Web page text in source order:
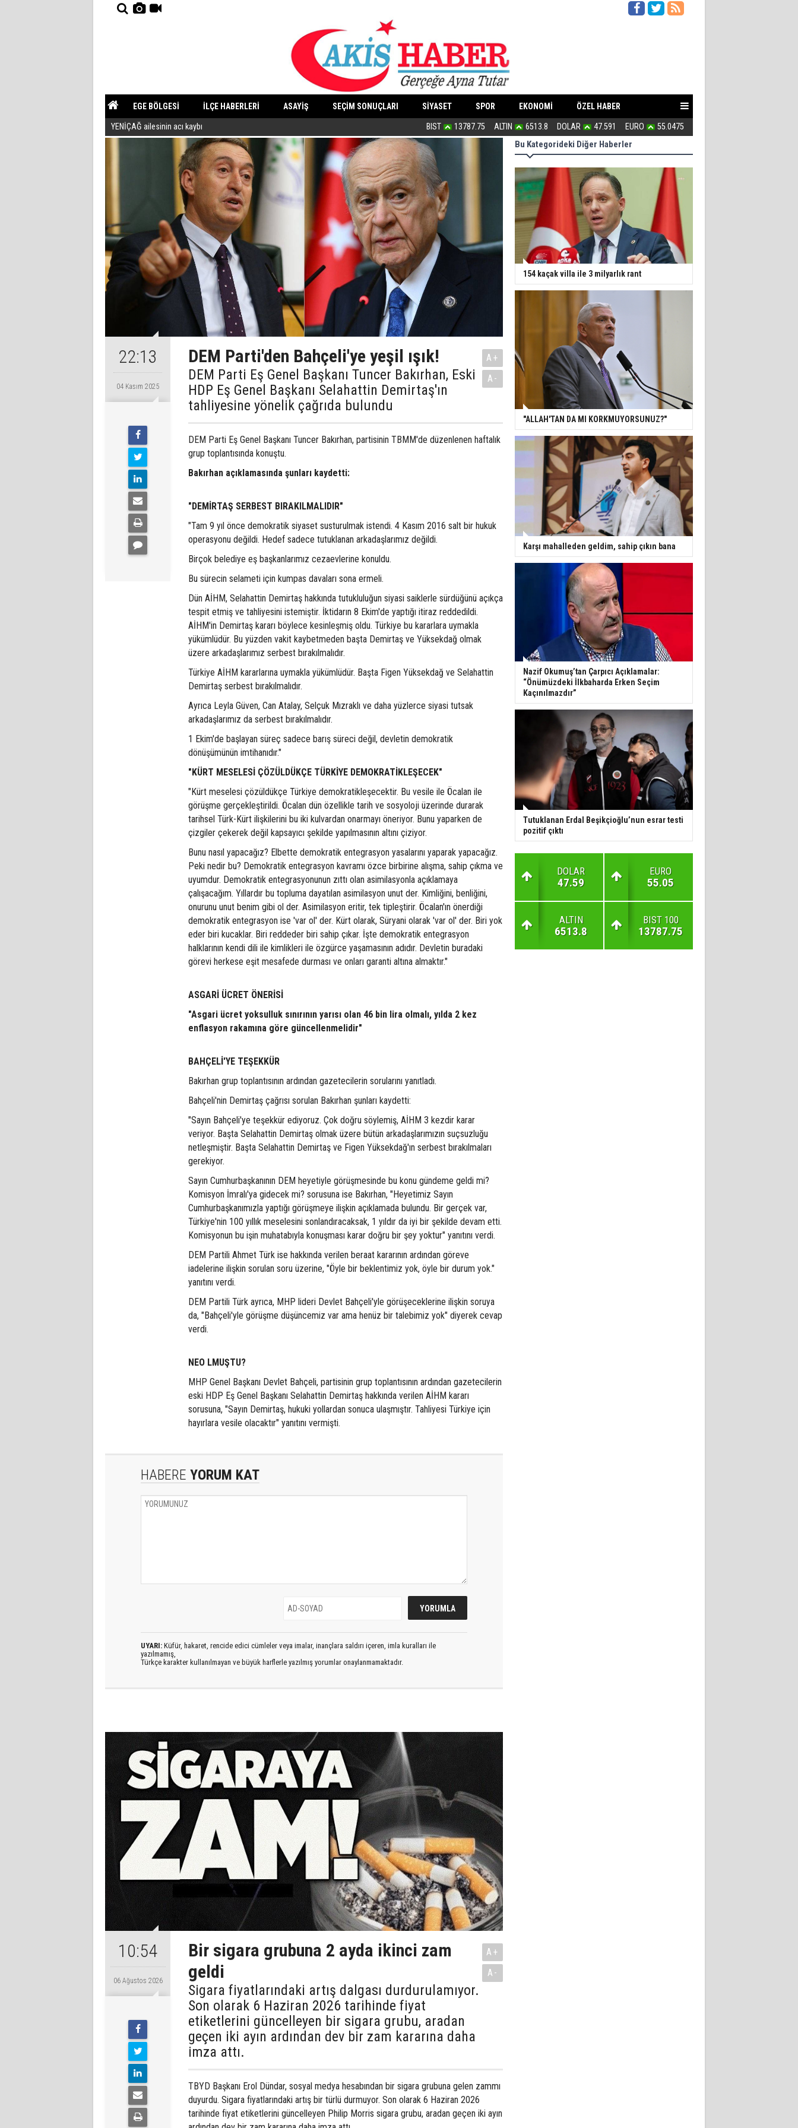
EGE BÖLGESİ İLÇE HABERLERİ ASAYİŞ SEÇİM SONUÇLARI SİYASET SPOR EKONOMİ ÖZEL HABER
YAZARLAR GÜNDEM
YENİÇAĞ ailesinin acı kaybı “Dindar/muhafazakâr”ların ahlakı neden zayıf?
BIST 13787.75 ALTIN 6513.8 DOLAR 47.591 EURO 55.0475
22:13
04 Kasım 2025
DEM Parti'den Bahçeli'ye yeşil ışık!
DEM Parti Eş Genel Başkanı Tuncer Bakırhan, Eski
HDP Eş Genel Başkanı Selahattin Demirtaş'ın
tahliyesine yönelik çağrıda bulundu
A+
A-
DEM Parti Eş Genel Başkanı Tuncer Bakırhan, partisinin TBMM'de düzenlenen haftalık
grup toplantısında konuştu.
Bakırhan açıklamasında şunları kaydetti:
"DEMİRTAŞ SERBEST BIRAKILMALIDIR"
"Tam 9 yıl önce demokratik siyaset susturulmak istendi. 4 Kasım 2016 salt bir hukuk
operasyonu değildi. Hedef sadece tutuklanan arkadaşlarımız değildi.
Birçok belediye eş başkanlarımız cezaevlerine konuldu.
Bu sürecin selameti için kumpas davaları sona ermeli.
Dün AİHM, Selahattin Demirtaş hakkında tutukluluğun siyasi saiklerle sürdüğünü açıkça
tespit etmiş ve tahliyesini istemiştir. İktidarın 8 Ekim'de yaptığı itiraz reddedildi.
AİHM'in Demirtaş kararı böylece kesinleşmiş oldu. Türkiye bu kararlara uymakla
yükümlüdür. Bu yüzden vakit kaybetmeden başta Demirtaş ve Yüksekdağ olmak
üzere arkadaşlarımız serbest bırakılmalıdır.
Türkiye AİHM kararlarına uymakla yükümlüdür. Başta Figen Yüksekdağ ve Selahattin
Demirtaş serbest bırakılmalıdır.
Ayrıca Leyla Güven, Can Atalay, Selçuk Mızraklı ve daha yüzlerce siyasi tutsak
arkadaşlarımız da serbest bırakılmalıdır.
1 Ekim'de başlayan süreç sadece barış süreci değil, devletin demokratik
dönüşümünün imtihanıdır."
"KÜRT MESELESİ ÇÖZÜLDÜKÇE TÜRKİYE DEMOKRATİKLEŞECEK"
"Kürt meselesi çözüldükçe Türkiye demokratikleşecektir. Bu vesile ile Öcalan ile
görüşme gerçekleştirildi. Öcalan dün özellikle tarih ve sosyoloji üzerinde durarak
tarihsel Türk-Kürt ilişkilerini bu iki kulvardan onarmayı öneriyor. Bunu yaparken de
çizgiler çekerek değil kapsayıcı şekilde yapılmasının altını çiziyor.
Bunu nasıl yapacağız? Elbette demokratik entegrasyon yasalarını yaparak yapacağız.
Peki nedir bu? Demokratik entegrasyon kavramı özce birbirine alışma, sahip çıkma ve
uyumdur. Demokratik entegrasyonunun zıttı olan asimilasyonla açıklamaya
çalışacağım. Yıllardır bu topluma dayatılan asimilasyon unut der. Kimliğini, benliğini,
onurunu unut benim gibi ol der. Asimilasyon eritir, tek tipleştirir. Öcalan'ın önerdiği
demokratik entegrasyon ise 'var ol' der. Kürt olarak, Süryani olarak 'var ol' der. Biri yok
eder biri kucaklar. Biri reddeder biri sahip çıkar. İşte demokratik entegrasyon
halklarının kendi dili ile kimlikleri ile özgürce yaşamasının adıdır. Devletin buradaki
görevi herkese eşit mesafede durması ve onları garanti altına almaktır."
ASGARİ ÜCRET ÖNERİSİ
"Asgari ücret yoksulluk sınırının yarısı olan 46 bin lira olmalı, yılda 2 kez
enflasyon rakamına göre güncellenmelidir"
BAHÇELİ'YE TEŞEKKÜR
Bakırhan grup toplantısının ardından gazetecilerin sorularını yanıtladı.
Bahçeli'nin Demirtaş çağrısı sorulan Bakırhan şunları kaydetti:
"Sayın Bahçeli'ye teşekkür ediyoruz. Çok doğru söylemiş, AİHM 3 kezdir karar
veriyor. Başta Selahattin Demirtaş olmak üzere bütün arkadaşlarımızın suçsuzluğu
netleşmiştir. Başta Selahattin Demirtaş ve Figen Yüksekdağ'ın serbest bırakılmaları
gerekiyor.
Sayın Cumhurbaşkanının DEM heyetiyle görüşmesinde bu konu gündeme geldi mi?
Komisyon İmralı'ya gidecek mi? sorusuna ise Bakırhan, "Heyetimiz Sayın
Cumhurbaşkanımızla yaptığı görüşmeye ilişkin açıklamada bulundu. Bir gerçek var,
Türkiye'nin 100 yıllık meselesini sonlandıracaksak, 1 yıldır da iyi bir şekilde devam etti.
Komisyonun bu işin muhatabıyla konuşması karar doğru bir şey yoktur" yanıtını verdi.
DEM Partili Ahmet Türk ise hakkında verilen beraat kararının ardından göreve
iadelerine ilişkin sorulan soru üzerine, "Öyle bir beklentimiz yok, öyle bir durum yok."
yanıtını verdi.
DEM Partili Türk ayrıca, MHP lideri Devlet Bahçeli'yle görüşeceklerine ilişkin soruya
da, "Bahçeli'yle görüşme düşüncemiz var ama henüz bir talebimiz yok" diyerek cevap
verdi.
NEO LMUŞTU?
MHP Genel Başkanı Devlet Bahçeli, partisinin grup toplantısının ardından gazetecilerin
eski HDP Eş Genel Başkanı Selahattin Demirtaş hakkında verilen AİHM kararı
sorusuna, "Sayın Demirtaş, hukuki yollardan sonuca ulaşmıştır. Tahliyesi Türkiye için
hayırlara vesile olacaktır" yanıtını vermişti.
HABERE YORUM KAT
UYARI: Küfür, hakaret, rencide edici cümleler veya imalar, inançlara saldırı içeren, imla kuralları ile
yazılmamış,
Türkçe karakter kullanılmayan ve büyük harflerle yazılmış yorumlar onaylanmamaktadır.
10:54
06 Ağustos 2026
Bir sigara grubuna 2 ayda ikinci zam
geldi
Sigara fiyatlarındaki artış dalgası durdurulamıyor.
Son olarak 6 Haziran 2026 tarihinde fiyat
etiketlerini güncelleyen bir sigara grubu, aradan
geçen iki ayın ardından dev bir zam kararına daha
imza attı.
A+
A-
TBYD Başkanı Erol Dündar, sosyal medya hesabından bir sigara grubuna gelen zammı
duyurdu. Sigara fiyatlarındaki artış bir türlü durmuyor. Son olarak 6 Haziran 2026
tarihinde fiyat etiketlerini güncelleyen Philip Morris sigara grubu, aradan geçen iki ayın
Bu Kategorideki Diğer Haberler
154 kaçak villa ile 3 milyarlık rant
"ALLAH'TAN DA MI KORKMUYORSUNUZ?"
Karşı mahalleden geldim, sahip çıkın bana
Nazif Okumuş’tan Çarpıcı Açıklamalar:
“Önümüzdeki İlkbaharda Erken Seçim
Kaçınılmazdır”
Tutuklanan Erdal Beşikçioğlu’nun esrar testi
pozitif çıktı
DOLAR
47.59
EURO
55.05
ALTIN
6513.8
BIST 100
13787.75